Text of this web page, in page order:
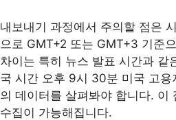
내보내기 과정에서 주의할 점은
으로 GMT+2 또는 GMT+3 기준
차이는 특히 뉴스 발표 시간과
국 시간 오후 9시 30분 미국 고
의 데이터를 살펴봐야 합니다. 이
수집이 가능해집니다.